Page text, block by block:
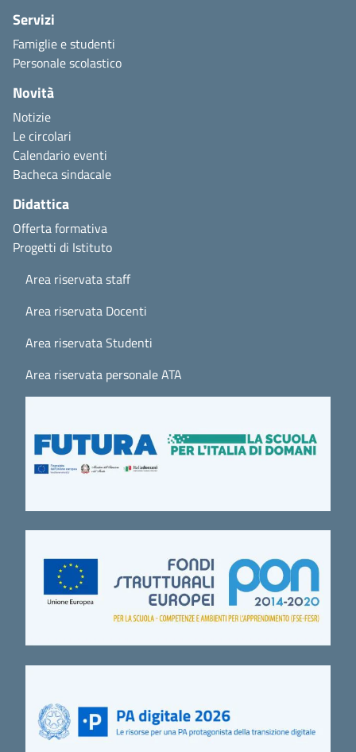
Servizi
Famiglie e studenti
Personale scolastico
Novità
Notizie
Le circolari
Calendario eventi
Bacheca sindacale
Didattica
Offerta formativa
Progetti di Istituto
Area riservata staff
Area riservata Docenti
Area riservata Studenti
Area riservata personale ATA